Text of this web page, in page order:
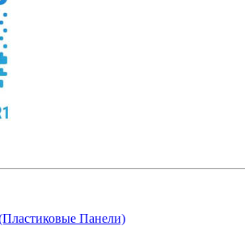
Панели)